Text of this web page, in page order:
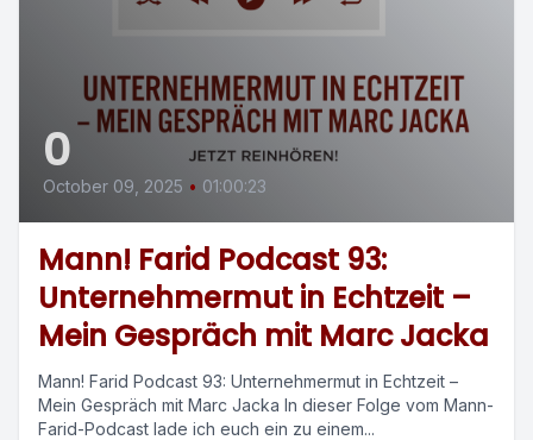
0
October 09, 2025 • 01:00:23
Mann! Farid Podcast 93:
Unternehmermut in Echtzeit –
Mein Gespräch mit Marc Jacka
Mann! Farid Podcast 93: Unternehmermut in Echtzeit –
Mein Gespräch mit Marc Jacka In dieser Folge vom Mann-
Farid-Podcast lade ich euch ein zu einem...